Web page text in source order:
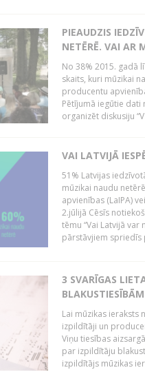
PIEAUDZIS
NETĒRĒ. VAI AR
No 38% 2015. gadā
skaits, kuri mūzikai
producentu
Pētījumā iegūtie dati
organizēt diskusiju
VAI LATVIJĀ
51% Latvijas
mūzikai naudu
apvienības (LaIPA)
2.jūlijā Cēsīs
tēmu “Vai Latvijā
pārstāvjiem spriedīs
3 SVARĪGAS
BLAKUSTIESĪBĀM
Lai mūzikas ieraksts
izpildītāji un
Viņu tiesības
par izpildītāju
izpildītājs mūzikas